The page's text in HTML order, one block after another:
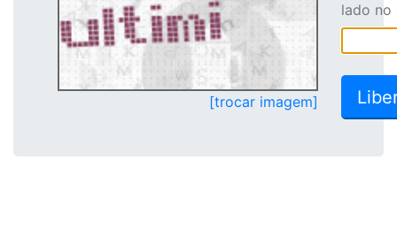
[trocar imagem]
lado no